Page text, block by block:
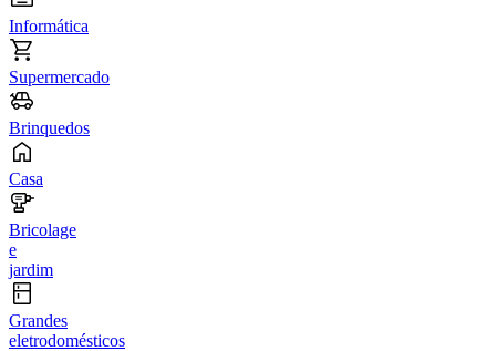
Informática
Supermercado
Brinquedos
Casa
Bricolage
e
jardim
Grandes
eletrodomésticos